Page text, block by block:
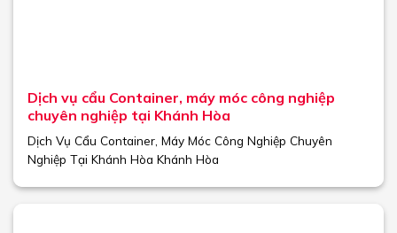
Dịch vụ cẩu Container, máy móc công nghiệp
chuyên nghiệp tại Khánh Hòa
Dịch Vụ Cẩu Container, Máy Móc Công Nghiệp Chuyên
Nghiệp Tại Khánh Hòa Khánh Hòa